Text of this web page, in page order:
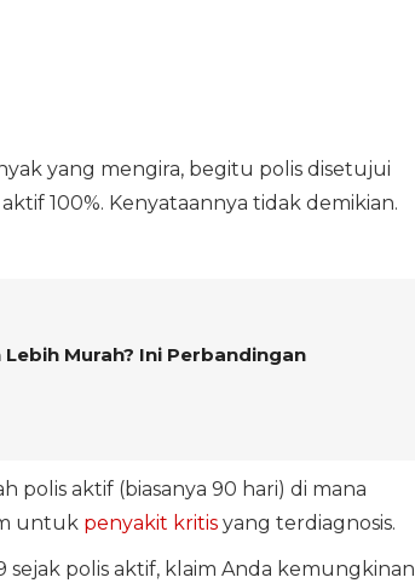
yang mengira, begitu polis disetujui
100%. Kenyataannya tidak demikian.
Murah? Ini Perbandingan
aktif (biasanya 90 hari) di mana
untuk penyakit kritisyang terdiagnosis.
sejak polis aktif, klaim Anda kemungkinan